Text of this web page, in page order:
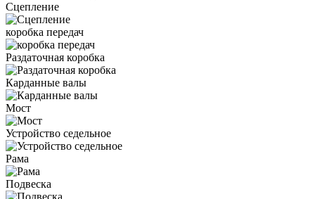
Сцепление
коробка передач
Раздаточная коробка
Карданные валы
Мост
Устройство седельное
Рама
Подвеска